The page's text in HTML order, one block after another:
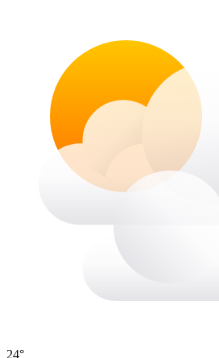
24°